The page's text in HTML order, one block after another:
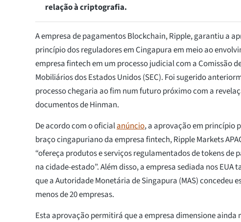
relação à criptografia.
A empresa de pagamentos Blockchain, Ripple, garantiu a
princípio dos reguladores em Cingapura em meio ao
empresa fintech em um processo judicial com a Comissão
Mobiliários dos Estados Unidos (SEC). Foi sugerido
processo chegaria ao fim num futuro próximo com a
documentos de Hinman.
De acordo com o oficialanúncio, a aprovação em princípio
braço cingapuriano da empresa fintech, Ripple Markets
“ofereça produtos e serviços regulamentados de tokens de
na cidade-estado”. Além disso, a empresa sediada nos EUA
que a Autoridade Monetária de Singapura (MAS) concedeu
menos de 20 empresas.
Esta aprovação permitirá que a empresa dimensione ainda